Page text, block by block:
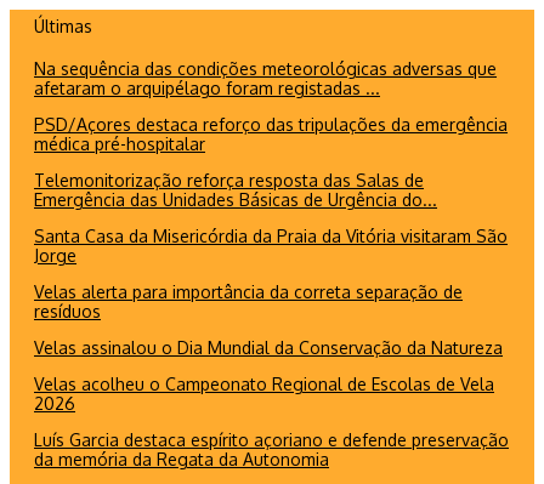
conteúdo
Últimas
Na sequência das condições meteorológicas adversas que
afetaram o arquipélago foram registadas ...
PSD/Açores destaca reforço das tripulações da emergência
médica pré-hospitalar
Telemonitorização reforça resposta das Salas de
Emergência das Unidades Básicas de Urgência do...
Santa Casa da Misericórdia da Praia da Vitória visitaram São
Jorge
Velas alerta para importância da correta separação de
resíduos
Velas assinalou o Dia Mundial da Conservação da Natureza
Velas acolheu o Campeonato Regional de Escolas de Vela
2026
Luís Garcia destaca espírito açoriano e defende preservação
da memória da Regata da Autonomia